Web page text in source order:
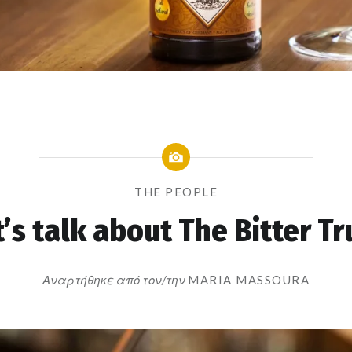
THE PEOPLE
talk about The Bitter
Αναρτήθηκε από τον/την MARIA MASSOURA